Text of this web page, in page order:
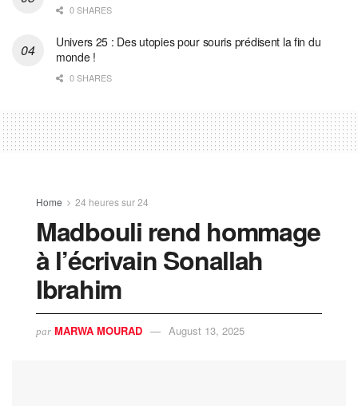
0 SHARES
Univers 25 : Des utopies pour souris prédisent la fin du
monde !
0 SHARES
Home 24 heures sur 24
Madbouli rend hommage
à l’écrivain Sonallah
Ibrahim
par MARWA MOURAD August 13, 2025